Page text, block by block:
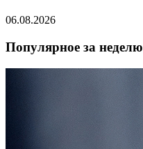
06.08.2026
Популярное за неделю